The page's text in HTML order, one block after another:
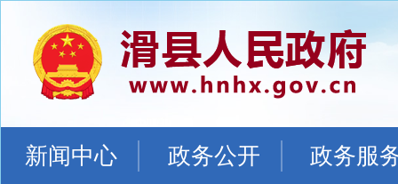
新闻中心 政务公开 政务服